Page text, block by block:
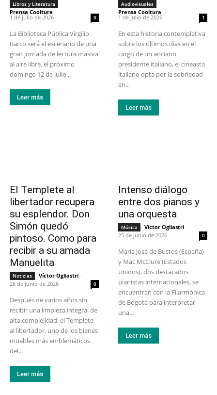
Libros y Literatura
Prensa Cooltura -
1 de julio de 2026 0
La Biblioteca Pública Virgilio
Barco será el escenario de una
gran jornada de lectura masiva
al aire libre, el próximo
domingo 12 de julio...
Leer más
Audiovisuales
Prensa Cooltura -
1 de julio de 2026 1
En esta historia contemplativa
sobre los últimos días en el
cargo de un anciano
presidente italiano, el cineasta
italiano opta por la sobriedad
en...
Leer más
El Templete al
libertador recupera
su esplendor. Don
Simón quedó
pintoso. Como para
recibir a su amada
Manuelita
Noticias Víctor Ogliastri -
26 de junio de 2026
0
Después de varios años sin
recibir una limpieza integral de
alta complejidad, el Templete
al libertador, uno de los bienes
muebles más emblemáticos
del...
Leer más
Intenso diálogo
entre dos pianos y
una orquesta
Música Víctor Ogliastri -
25 de junio de 2026
0
María José de Bustos (España)
y Mac McClure (Estados
Unidos), dos destacados
pianistas internacionales, se
encuentran con la Filarmónica
de Bogotá para interpretar
una...
Leer más